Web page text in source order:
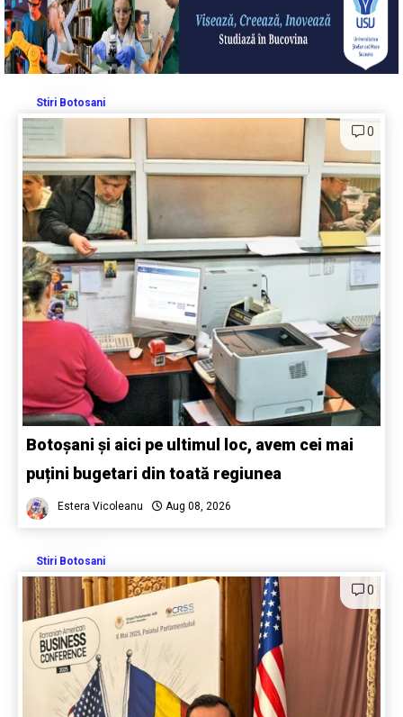
Stiri Botosani
0
Botoșani și aici pe ultimul loc, avem cei mai
puțini bugetari din toată regiunea
Estera Vicoleanu Aug 08, 2026
Stiri Botosani
0